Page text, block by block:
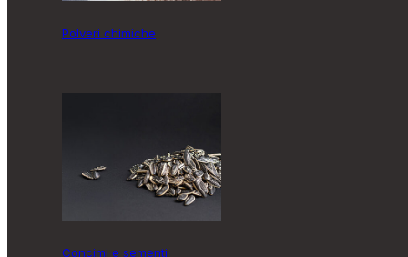
Polveri chimiche
Concimi e sementi